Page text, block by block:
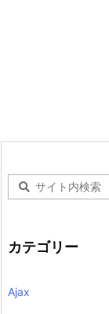
カテゴリー
Ajax